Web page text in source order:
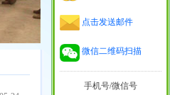
点击发送邮件
微信二维码扫描
手机号/微信号